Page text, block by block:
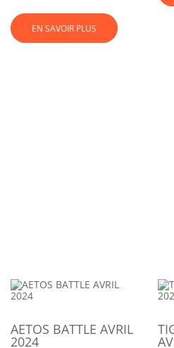
EN SAVOIR PLUS
AETOS BATTLE AVRIL
2024